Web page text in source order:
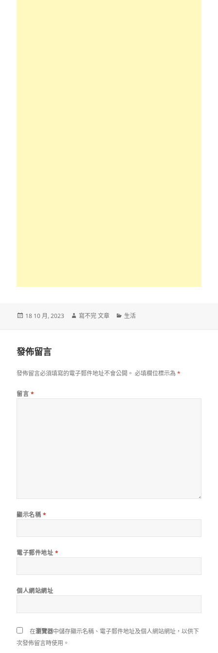
發
18 10 月, 2023
作
寫不完 文章
分
生活
發佈留言
發佈留言必須填寫的電子郵件地址不會公開。 必填欄位標示為*
留言 *
顯示名稱 *
電子郵件地址 *
個人網站網址
在瀏覽器中儲存顯示名稱、電子郵件地址及個人網站網址，以供下
次發佈留言時使用。